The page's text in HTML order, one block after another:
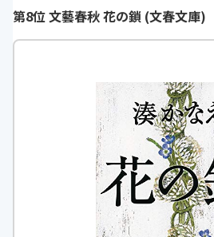
代に通づる事件の作品です。巧妙な
事件の手口や登場人物の感情と結
いうほとんどの人が人生で経験する
行事であることで、より作品に引
込まれるのだと思います。
https://
第8位 文藝春秋 花の鎖 (文春文庫)